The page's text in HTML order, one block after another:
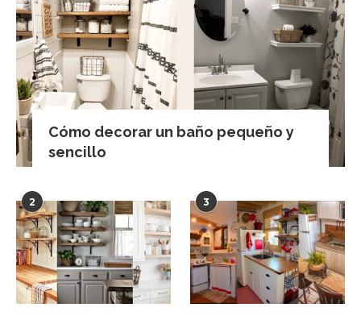
Cómo decorar un baño pequeño y
sencillo
2 3